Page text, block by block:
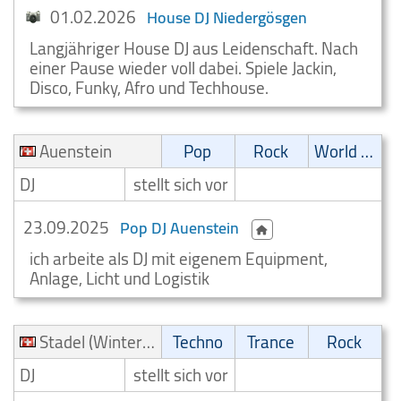
01.02.2026 House DJ Niedergösgen
Langjähriger House DJ aus Leidenschaft. Nach
einer Pause wieder voll dabei. Spiele Jackin,
Disco, Funky, Afro und Techhouse.
Auenstein
Pop Rock
World Music
DJ
stellt sich vor
23.09.2025 Pop DJ Auenstein
ich arbeite als DJ mit eigenem Equipment,
Anlage, Licht und Logistik
Stadel (Winterthur)
Techno Trance
Rock
DJ
stellt sich vor